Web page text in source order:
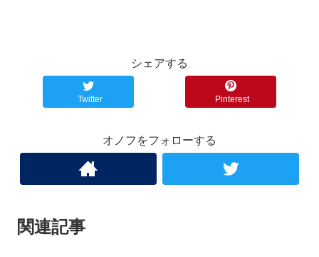
シェアする
Twitter Pinterest
オノフをフォローする
関連記事